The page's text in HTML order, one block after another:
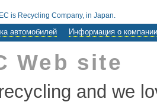
is Recycling Company, in Japan.
автомобилей Информация о компании
Web site
and we